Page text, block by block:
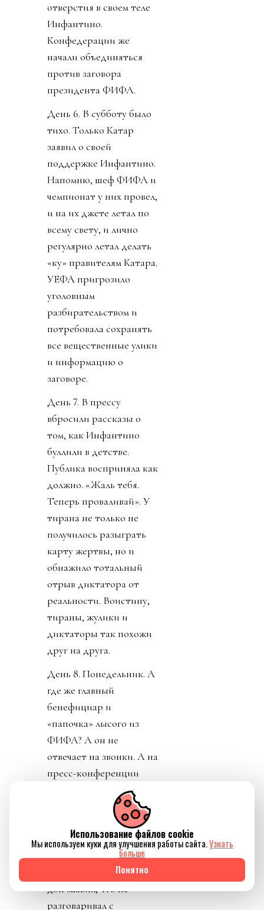
отверстия в своем теле
Инфантино.
Конфедерации же
начали объединяться
против заговора
президента ФИФА.
День 6. В субботу было
тихо. Только Катар
заявил о своей
поддержке Инфантино.
Напомню, шеф ФИФА и
чемпионат у них провел,
и на их джете летал по
всему свету, и лично
регулярно летал делать
«ку» правителям Катара.
УЕФА пригрозило
уголовным
разбирательством и
потребовала сохранять
все вещественные улики
и информацию о
заговоре.
День 7. В прессу
вбросили рассказы о
том, как Инфантино
буллили в детстве.
Публика восприняла как
должно. «Жаль тебя.
Теперь проваливай». У
тирана не только не
получилось разыграть
карту жертвы, но и
обнажило тотальный
отрыв диктатора от
реальности. Воистину,
тираны, жулики и
диктаторы так похожи
друг на друга.
День 8. Понедельник. А
где же главный
бенефициар и
«папочка» лысого из
ФИФА? А он не
отвечает на звонки. А на
пресс-конференции
заседатель в белом доме
срочно перестал
понимать, о ком идет
речь, когда его спросили
о лысом корешке.
Картинно вспомнив,
дон заявил, что не
разговаривал с
Использование файлов cookie
Мы используем куки для улучшения работы сайта.Узнать
больше
Понятно